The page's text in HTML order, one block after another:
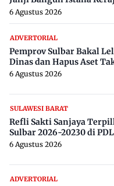
6 Agustus 2026
ADVERTORIAL
Pemprov Sulbar Bakal
Dinas dan Hapus Aset
6 Agustus 2026
SULAWESI BARAT
Refli Sakti Sanjaya
Sulbar 2026-20230 di
6 Agustus 2026
ADVERTORIAL